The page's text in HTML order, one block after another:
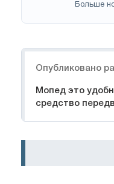
Больше
Опубликовано
Мопед это
средство